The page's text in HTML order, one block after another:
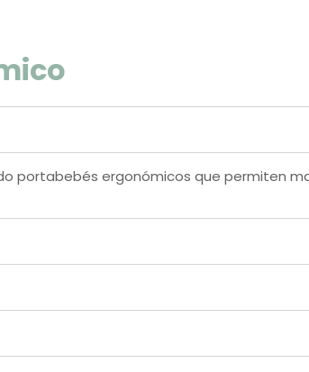
portabebés ergonómicos que permiten